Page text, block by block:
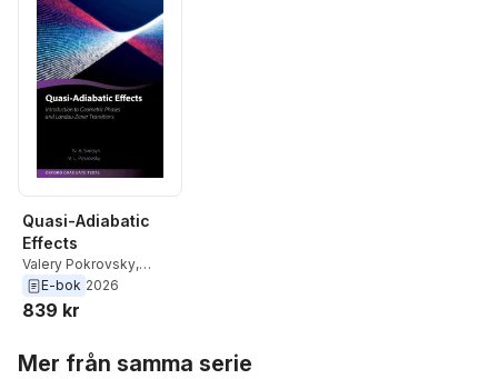
Quasi-Adiabatic
Effects
Valery Pokrovsky,
Nikolai Sinitsyn
E-bok 2026
839 kr
Mer från samma serie